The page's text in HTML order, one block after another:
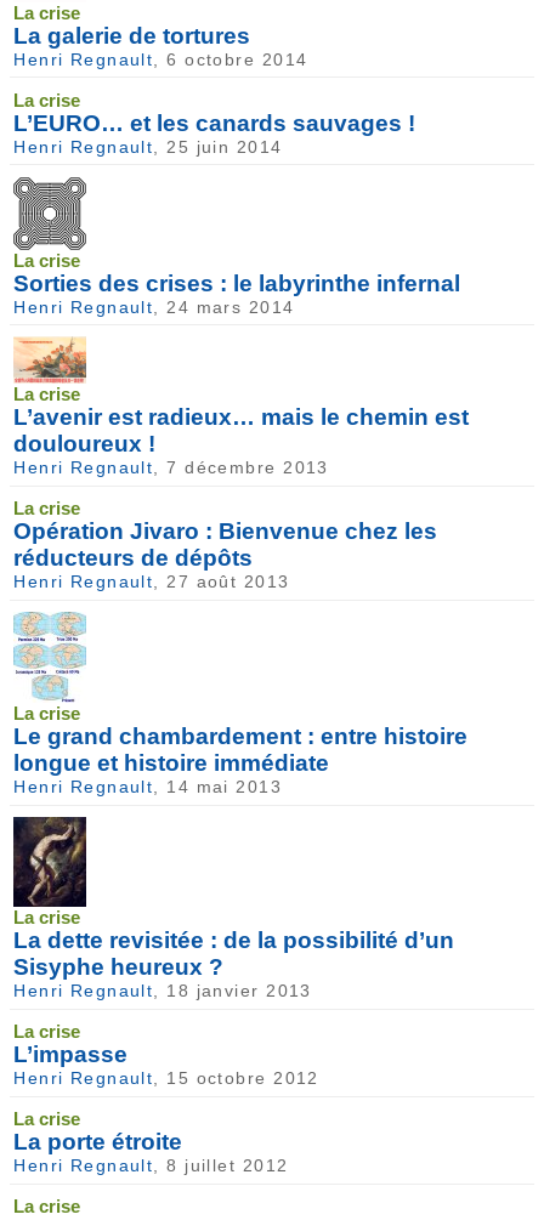
La crise
La galerie de tortures
Henri Regnault , 6 octobre 2014
La crise
L’EURO… et les canards sauvages !
Henri Regnault , 25 juin 2014
La crise
Sorties des crises : le labyrinthe infernal
Henri Regnault , 24 mars 2014
La crise
L’avenir est radieux… mais le chemin est
douloureux !
Henri Regnault, 7 décembre 2013
La crise
Opération Jivaro : Bienvenue chez les
réducteurs de dépôts
Henri Regnault, 27 août 2013
La crise
Le grand chambardement : entre histoire
longue et histoire immédiate
Henri Regnault, 14 mai 2013
La crise
La dette revisitée : de la possibilité d’un
Sisyphe heureux ?
Henri Regnault, 18 janvier 2013
La crise
L’impasse
Henri Regnault, 15 octobre 2012
La crise
La porte étroite
Henri Regnault, 8 juillet 2012
La crise